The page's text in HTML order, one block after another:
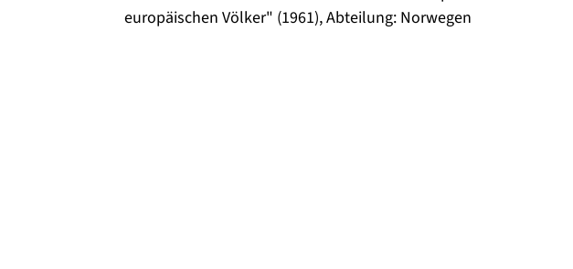
europäischen Völker" (1961), Abteilung: Norwegen